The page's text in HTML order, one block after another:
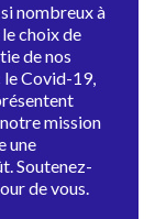
nombreux à
choix de
de nos
le Covid-19,
mission
une
Soutenez-
de vous.